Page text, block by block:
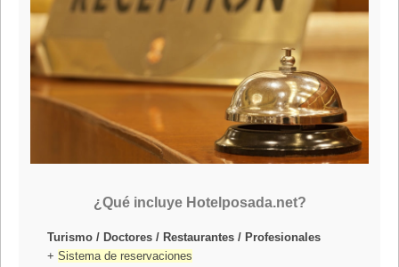
¿Qué incluye Hotelposada.net?
Turismo / Doctores / Restaurantes / Profesionales
+Sistema de reservaciones